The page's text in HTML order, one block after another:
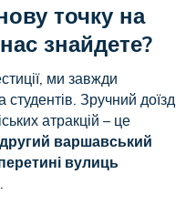
точку на
знайдете?
ми завжди
Зручний доїзд
атракцій – це
другий варшавський
вулиць
.